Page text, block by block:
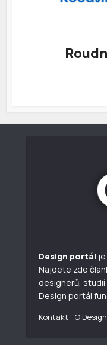
Design portál
Najdete zde
designerů, studií
Design portál
Kontakt O